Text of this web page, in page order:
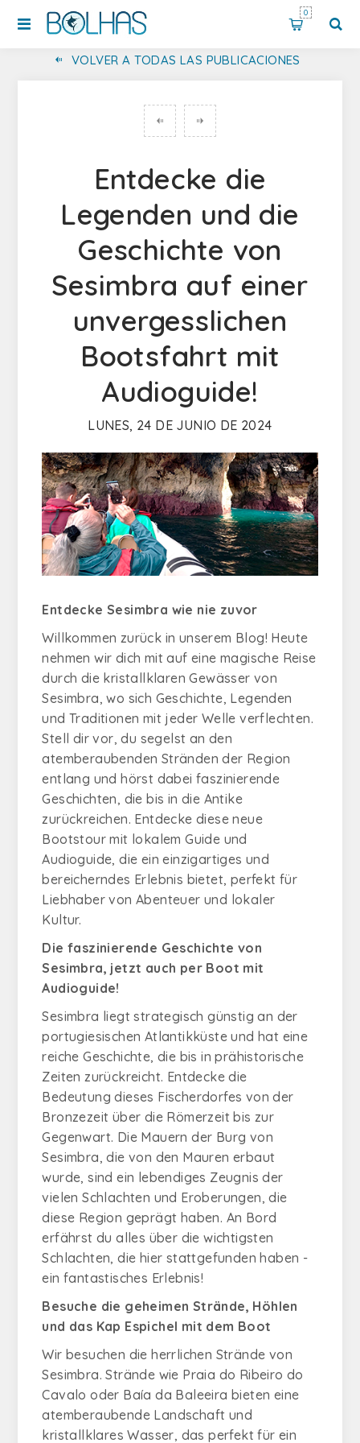
0
VOLVER A TODAS LAS PUBLICACIONES
Entdecke die
Legenden und die
Geschichte von
Sesimbra auf einer
unvergesslichen
Bootsfahrt mit
Audioguide!
LUNES, 24 DE JUNIO DE 2024
Entdecke Sesimbra wie nie zuvor
Willkommen zurück in unserem Blog! Heute
nehmen wir dich mit auf eine magische Reise
durch die kristallklaren Gewässer von
Sesimbra, wo sich Geschichte, Legenden
und Traditionen mit jeder Welle verflechten.
Stell dir vor, du segelst an den
atemberaubenden Stränden der Region
entlang und hörst dabei faszinierende
Geschichten, die bis in die Antike
zurückreichen. Entdecke diese neue
Bootstour mit lokalem Guide und
Audioguide, die ein einzigartiges und
bereicherndes Erlebnis bietet, perfekt für
Liebhaber von Abenteuer und lokaler
Kultur.
Die faszinierende Geschichte von
Sesimbra, jetzt auch per Boot mit
Audioguide!
Sesimbra liegt strategisch günstig an der
portugiesischen Atlantikküste und hat eine
reiche Geschichte, die bis in prähistorische
Zeiten zurückreicht. Entdecke die
Bedeutung dieses Fischerdorfes von der
Bronzezeit über die Römerzeit bis zur
Gegenwart. Die Mauern der Burg von
Sesimbra, die von den Mauren erbaut
wurde, sind ein lebendiges Zeugnis der
vielen Schlachten und Eroberungen, die
diese Region geprägt haben. An Bord
erfährst du alles über die wichtigsten
Schlachten, die hier stattgefunden haben -
ein fantastisches Erlebnis!
Besuche die geheimen Strände, Höhlen
und das Kap Espichel mit dem Boot
Wir besuchen die herrlichen Strände von
Sesimbra. Strände wie Praia do Ribeiro do
Cavalo oder Baía da Baleeira bieten eine
atemberaubende Landschaft und
kristallklares Wasser, das perfekt für ein